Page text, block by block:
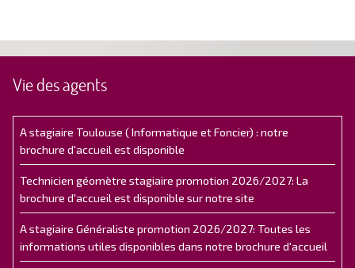
Vie des agents
A stagiaire Toulouse ( Informatique et Foncier) : notre
brochure d'accueil est disponible
Technicien géomètre stagiaire promotion 2026/2027: La
brochure d'accueil est disponible sur notre site
A stagiaire Généraliste promotion 2026/2027: Toutes les
informations utiles disponibles dans notre brochure d'accueil